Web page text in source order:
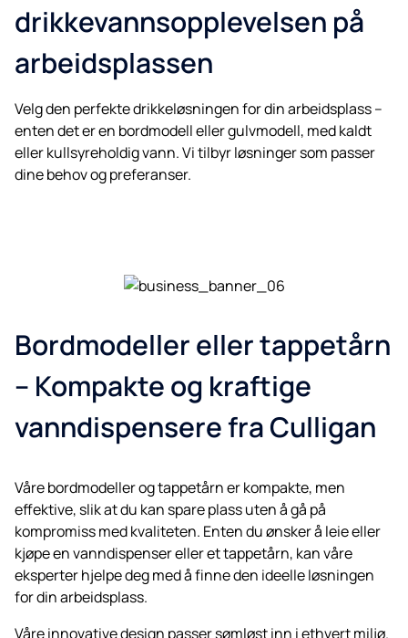
drikkevannsopplevelsen på
arbeidsplassen
Velg den perfekte drikkeløsningen for din arbeidsplass –
enten det er en bordmodell eller gulvmodell, med kaldt
eller kullsyreholdig vann. Vi tilbyr løsninger som passer
dine behov og preferanser.
Bordmodeller eller tappetårn
– Kompakte og kraftige
vanndispensere fra Culligan
Våre bordmodeller og tappetårn er kompakte, men
effektive, slik at du kan spare plass uten å gå på
kompromiss med kvaliteten. Enten du ønsker å leie eller
kjøpe en vanndispenser eller et tappetårn, kan våre
eksperter hjelpe deg med å finne den ideelle løsningen
for din arbeidsplass.
Våre innovative design passer sømløst inn i ethvert miljø.